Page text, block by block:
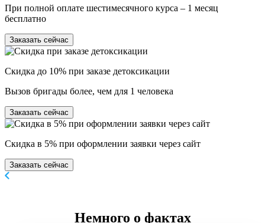
При полной оплате шестимесячного курса – 1 месяц
бесплатно
Заказать сейчас
Скидка до 10% при заказе детоксикации
Вызов бригады более, чем для 1 человека
Заказать сейчас
Скидка в 5% при оформлении заявки через сайт
Заказать сейчас
Немного о фактах